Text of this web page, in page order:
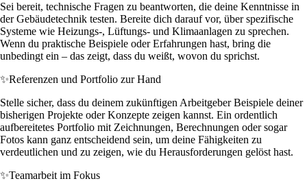
Sei bereit, technische Fragen zu beantworten, die deine Kenntnisse in
der Gebäudetechnik testen. Bereite dich darauf vor, über spezifische
Systeme wie Heizungs-, Lüftungs- und Klimaanlagen zu sprechen.
Wenn du praktische Beispiele oder Erfahrungen hast, bring die
unbedingt ein – das zeigt, dass du weißt, wovon du sprichst.
✨Referenzen und Portfolio zur Hand
Stelle sicher, dass du deinem zukünftigen Arbeitgeber Beispiele deiner
bisherigen Projekte oder Konzepte zeigen kannst. Ein ordentlich
aufbereitetes Portfolio mit Zeichnungen, Berechnungen oder sogar
Fotos kann ganz entscheidend sein, um deine Fähigkeiten zu
verdeutlichen und zu zeigen, wie du Herausforderungen gelöst hast.
✨Teamarbeit im Fokus